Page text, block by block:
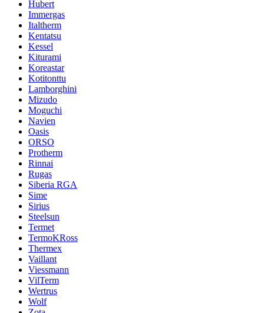
Hubert
Immergas
Italtherm
Kentatsu
Kessel
Kiturami
Koreastar
Kotitonttu
Lamborghini
Mizudo
Moguchi
Navien
Oasis
ORSO
Protherm
Rinnai
Rugas
Siberia RGA
Sime
Sirius
Steelsun
Termet
TermoKRoss
Thermex
Vaillant
Viessmann
VilTerm
Wertrus
Wolf